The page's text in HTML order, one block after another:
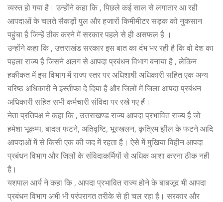
व्यस्त हो गया है। उन्होंने कहा कि , पिछले कई साल से लगातार आ रही
आपदाओं के चलते सैकड़ों पुल और हजारों किमीमीटर सड़क को नुकसान
पहुंचा है जिन्हें ठीक करने में सरकार पहले से ही असफल है ।
उन्होंने कहा कि , उत्तराखंड सरकार इस बात का दंभ भर रही है कि वो देश का
पहला राज्य है जिसने अलग से आपदा प्रबंधन विभाग बनाया है , लेकिन
हकीकत में इस विभाग में राज्य स्तर पर अधिशाषी अधिकारी सहित एक अन्य
बरिष्ठ अधिकारी ने इस्तीफा दे दिया है और जिलों में जिला आपदा प्रबंधन
अधिकारी सहित सभी कर्मचारी संविदा पर रखे गए हैं।
नेता प्रतिपक्ष ने कहा कि , उत्तराखण्ड राज्य आपदा प्रभावित राज्य है जो
हमेशा भूकम्प, बादल फटने, अतिवृष्टि, भूस्खलन, कृत्रिम झील के फटने आदि
आपदाओं में से किसी एक की जद में रहता है। ऐसे में मुखिया विहीन आपदा
प्रबंधन विभाग और जिलों के संविदाकर्मियों से अधिक आशा करना ठीक नही
है।
यशपाल आर्य ने कहा कि , आपदा प्रभावित राज्य होने के बाबजूद भी आपदा
प्रबंधन विभाग अभी भी परंपरागत तरीके से ही चल रहा है। सरकार और